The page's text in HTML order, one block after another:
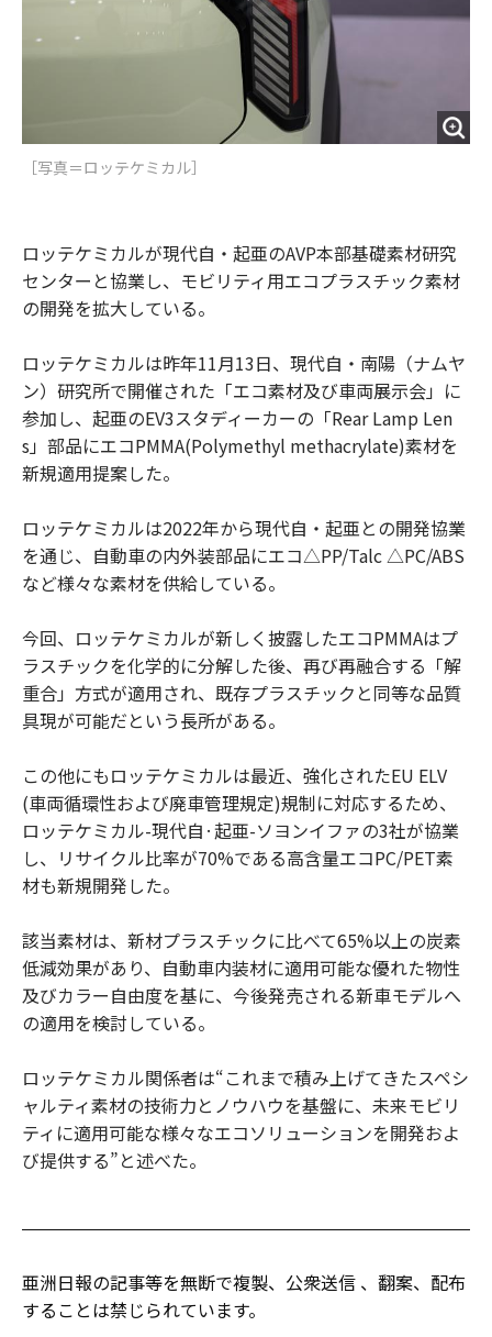
［写真＝ロッテケミカル］
ロッテケミカルが現代自・起亜のAVP本部基礎素材研究
センターと協業し、モビリティ用エコプラスチック素材
の開発を拡大している。
ロッテケミカルは昨年11月13日、現代自・南陽（ナムヤ
ン）研究所で開催された「エコ素材及び車両展示会」に
参加し、起亜のEV3スタディーカーの「Rear Lamp Len
s」部品にエコPMMA(Polymethyl methacrylate)素材を
新規適用提案した。
ロッテケミカルは2022年から現代自・起亜との開発協業
を通じ、自動車の内外装部品にエコ△PP/Talc △PC/ABS
など様々な素材を供給している。
今回、ロッテケミカルが新しく披露したエコPMMAはプ
ラスチックを化学的に分解した後、再び再融合する「解
重合」方式が適用され、既存プラスチックと同等な品質
具現が可能だという長所がある。
この他にもロッテケミカルは最近、強化されたEU ELV
(車両循環性および廃車管理規定)規制に対応するため、
ロッテケミカル-現代自·起亜-ソヨンイファの3社が協業
し、リサイクル比率が70%である高含量エコPC/PET素
材も新規開発した。
該当素材は、新材プラスチックに比べて65%以上の炭素
低減効果があり、自動車内装材に適用可能な優れた物性
及びカラー自由度を基に、今後発売される新車モデルへ
の適用を検討している。
ロッテケミカル関係者は“これまで積み上げてきたスペシ
ャルティ素材の技術力とノウハウを基盤に、未来モビリ
ティに適用可能な様々なエコソリューションを開発およ
び提供する”と述べた。
亜洲日報の記事等を無断で複製、公衆送信 、翻案、配布
することは禁じられています。